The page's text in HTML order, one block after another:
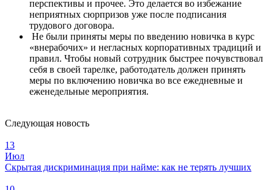
перспективы и прочее. Это делается во избежание
неприятных сюрпризов уже после подписания
трудового договора.
Не были приняты меры по введению новичка в курс
«внерабочих» и негласных корпоративных традиций и
правил. Чтобы новый сотрудник быстрее почувствовал
себя в своей тарелке, работодатель должен принять
меры по включению новичка во все ежедневные и
еженедельные мероприятия.
Следующая новость
13
Июл
Скрытая дискриминация при найме: как не терять лучших